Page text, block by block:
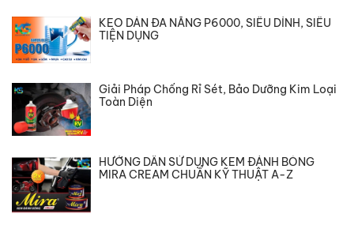
KEO DÁN ĐA NĂNG P6000, SIÊU DÍNH, SIÊU
TIỆN DỤNG
Giải Pháp Chống Rỉ Sét, Bảo Dưỡng Kim Loại
Toàn Diện
HƯỚNG DẪN SỬ DỤNG KEM ĐÁNH BÓNG
MIRA CREAM CHUẨN KỸ THUẬT A-Z